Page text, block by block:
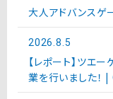
大人アドバンスゲ
2026.8.5
【レポート】ツエ
業を行いました！